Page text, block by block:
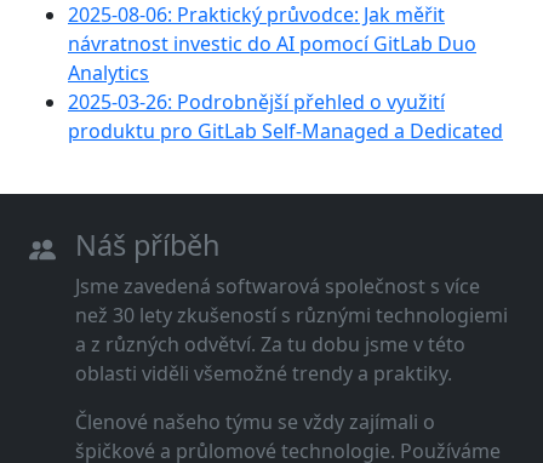
2025-08-06: Praktický průvodce: Jak měřit
návratnost investic do AI pomocí GitLab Duo
Analytics
2025-03-26: Podrobnější přehled o využití
produktu pro GitLab Self-Managed a Dedicated
Náš příběh
Jsme zavedená softwarová společnost s více
než 30 lety zkušeností s různými technologiemi
a z různých odvětví. Za tu dobu jsme v této
oblasti viděli všemožné trendy a praktiky.
Členové našeho týmu se vždy zajímali o
špičkové a průlomové technologie. Používáme